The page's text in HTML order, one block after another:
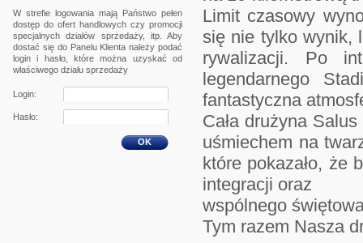
W strefie logowania mają Państwo pełen
dostęp do ofert handlowych czy promocji
specjalnych działów sprzedaży, itp. Aby
dostać się do Panelu Klienta należy podać
login i hasło, które można uzyskać od
właściwego działu sprzedaży
Login:
Hasło:
OK
Limit czasowy
się nie tylko wynik,
rywalizacji. Po
legendarnego
fantastyczna
Cała drużyna Salus
uśmiechem na
które pokazało, że
integracji oraz
wspólnego
Tym razem Nasza